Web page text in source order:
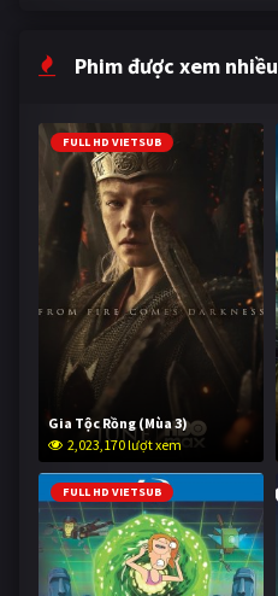
Phim được xem nhiều
FULL HD VIETSUB
Gia Tộc Rồng (Mùa 3)
2,023,170 lượt xem
FULL HD VIETSUB